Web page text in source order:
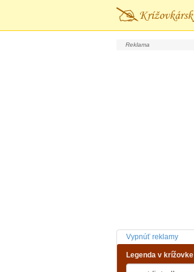
Vypnúť reklamy
Legenda v krížovke